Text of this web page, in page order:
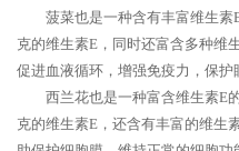
菠菜也是一种含有丰富维生
克的维生素E，同时还富含多种维
促进血液循环，增强免疫力，保护
西兰花也是一种富含维生素E
克的维生素E，还含有丰富的维生